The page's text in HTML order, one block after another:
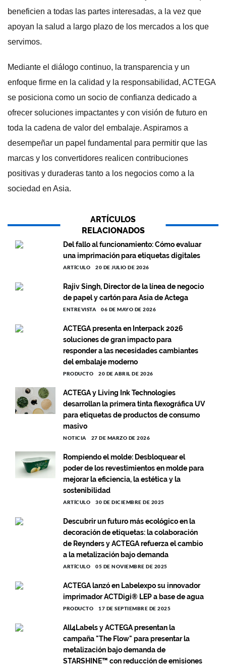
beneficien a todas las partes interesadas, a la vez que
apoyan la salud a largo plazo de los mercados a los que
servimos.
Mediante el diálogo continuo, la transparencia y un
enfoque firme en la calidad y la responsabilidad, ACTEGA
se posiciona como un socio de confianza dedicado a
ofrecer soluciones impactantes y con visión de futuro en
toda la cadena de valor del embalaje. Aspiramos a
desempeñar un papel fundamental para permitir que las
marcas y los convertidores realicen contribuciones
positivas y duraderas tanto a los negocios como a la
sociedad en Asia.
ARTÍCULOS
RELACIONADOS
Del fallo al funcionamiento: Cómo evaluar
una imprimación para etiquetas digitales
ARTÍCULO 20 DE JULIO DE 2026
Rajiv Singh, Director de la línea de negocio
de papel y cartón para Asia de Actega
ENTREVISTA 06 DE MAYO DE 2026
ACTEGA presenta en Interpack 2026
soluciones de gran impacto para
responder a las necesidades cambiantes
del embalaje moderno
PRODUCTO 20 DE ABRIL DE 2026
ACTEGA y Living Ink Technologies
desarrollan la primera tinta flexográfica UV
para etiquetas de productos de consumo
masivo
NOTICIA 27 DE MARZO DE 2026
Rompiendo el molde: Desbloquear el
poder de los revestimientos en molde para
mejorar la eficiencia, la estética y la
sostenibilidad
ARTÍCULO 30 DE DICIEMBRE DE 2025
Descubrir un futuro más ecológico en la
decoración de etiquetas: la colaboración
de Reynders y ACTEGA refuerza el cambio
a la metalización bajo demanda
ARTÍCULO 05 DE NOVIEMBRE DE 2025
ACTEGA lanzó en Labelexpo su innovador
imprimador ACTDigi® LEP a base de agua
PRODUCTO 17 DE SEPTIEMBRE DE 2025
All4Labels y ACTEGA presentan la
campaña "The Flow" para presentar la
metalización bajo demanda de
STARSHINE™ con reducción de emisiones